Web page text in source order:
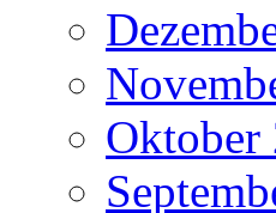
Oktober